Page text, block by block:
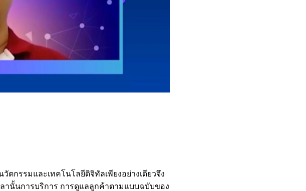
กรรมและเทคโนโลยีดิจิทัลเพียงอย่างเดียวจึง
านั้นการบริการ การดูแลลูกค้าตามแบบฉบับของ